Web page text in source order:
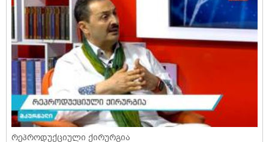
რეპროდუქციული ქირურგია